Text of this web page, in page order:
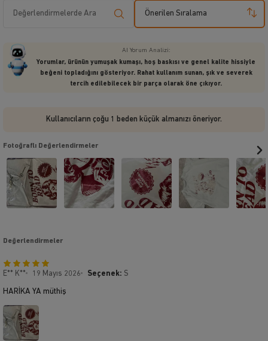
Önerilen Sıralama
AI Yorum Analizi:
Yorumlar, ürünün yumuşak kumaşı, hoş baskısı ve genel kalite hissiyle
beğeni topladığını gösteriyor. Rahat kullanım sunan, şık ve severek
tercih edilebilecek bir parça olarak öne çıkıyor.
Kullanıcıların çoğu 1 beden küçük almanızı öneriyor.
Fotoğraflı Değerlendirmeler
Değerlendirmeler
E** K** 19 Mayıs 2026 Seçenek: S
HARİKA YA müthiş